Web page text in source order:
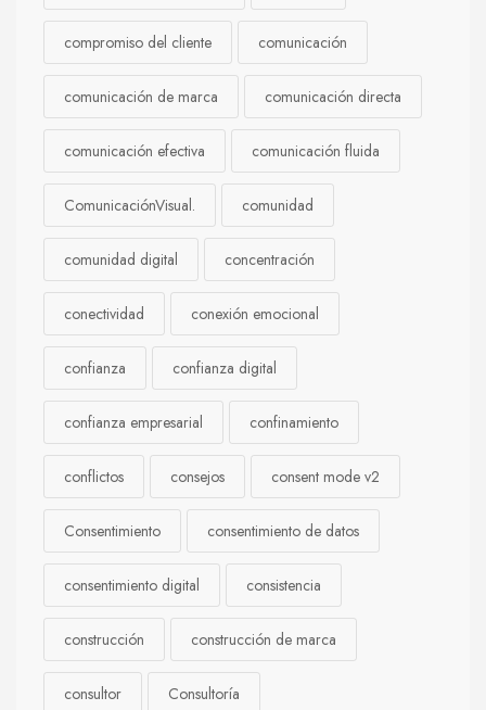
compromiso del cliente comunicación
comunicación de marca comunicación directa
comunicación efectiva comunicación fluida
ComunicaciónVisual. comunidad
comunidad digital concentración
conectividad conexión emocional
confianza confianza digital
confianza empresarial confinamiento
conflictos consejos consent mode v2
Consentimiento consentimiento de datos
consentimiento digital consistencia
construcción construcción de marca
consultor Consultoría